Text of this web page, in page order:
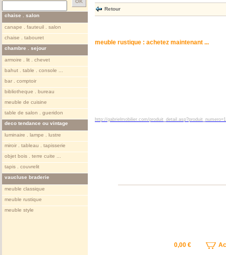
chaise . salon
canape . fauteuil . salon
chaise . tabouret
chambre . sejour
armoire . lit . chevet
bahut . table . console ...
bar . comptoir
bibliotheque . bureau
meuble de cuisine
table de salon . gueridon
deco tendance ou vintage
luminaire . lampe . lustre
miroir . tableau . tapisserie
objet bois . terre cuite ...
tapis . couvrelit
vaucluse braderie
meuble classique
meuble rustique
meuble style
Retour
meuble rustique : achetez maintenant ...
http://gabrielmobilier.com/
0,00 €